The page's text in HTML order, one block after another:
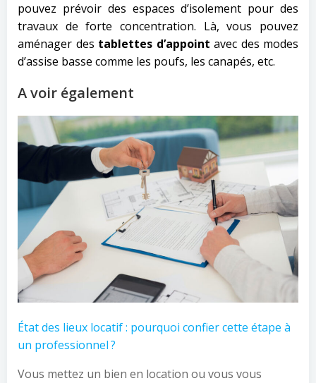
pouvez prévoir des espaces d’isolement pour des
travaux de forte concentration. Là, vous pouvez
aménager des tablettes d’appoint avec des modes
d’assise basse comme les poufs, les canapés, etc.
A voir également
État des lieux locatif : pourquoi confier cette étape à
un professionnel ?
Vous mettez un bien en location ou vous vous